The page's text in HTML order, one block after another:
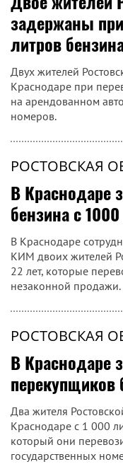
задержаны
литров
Двух жителей
Краснодаре при
на арендованном
номеров.
РОСТОВСКАЯ
В Краснодаре
бензина с
В Краснодаре
КИМ двоих жителей
22 лет, которые
незаконной продажи.
РОСТОВСКАЯ
В Краснодаре
перекупщиков
Два жителя
Краснодаре с 1 000
который они
государственных